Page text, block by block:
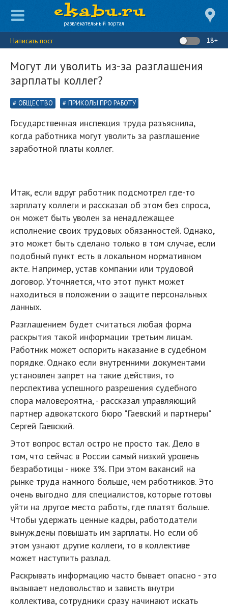
развлекательный портал
Написать пост 18+
Могут ли уволить из-за разглашения
зарплаты коллег?
ОБЩЕСТВО ПРИКОЛЫ ПРО РАБОТУ
Государственная инспекция труда разъяснила,
когда работника могут уволить за разглашение
заработной платы коллег.
Итак, если вдруг работник подсмотрел где-то
зарплату коллеги и рассказал об этом без спроса,
он может быть уволен за ненадлежащее
исполнение своих трудовых обязанностей. Однако,
это может быть сделано только в том случае, если
подобный пункт есть в локальном нормативном
акте. Например, устав компании или трудовой
договор. Уточняется, что этот пункт может
находиться в положении о защите персональных
данных.
Разглашением будет считаться любая форма
раскрытия такой информации третьим лицам.
Работник может оспорить наказание в судебном
порядке. Однако если внутренними документами
установлен запрет на такие действия, то
перспектива успешного разрешения судебного
спора маловероятна, - рассказал управляющий
партнер адвокатского бюро "Гаевский и партнеры"
Сергей Гаевский.
Этот вопрос встал остро не просто так. Дело в
том, что сейчас в России самый низкий уровень
безработицы - ниже 3%. При этом вакансий на
рынке труда намного больше, чем работников. Это
очень выгодно для специалистов, которые готовы
уйти на другое место работы, где платят больше.
Чтобы удержать ценные кадры, работодатели
вынуждены повышать им зарплаты. Но если об
этом узнают другие коллеги, то в коллективе
может наступить разлад.
Раскрывать информацию часто бывает опасно - это
вызывает недовольство и зависть внутри
коллектива, сотрудники сразу начинают искать